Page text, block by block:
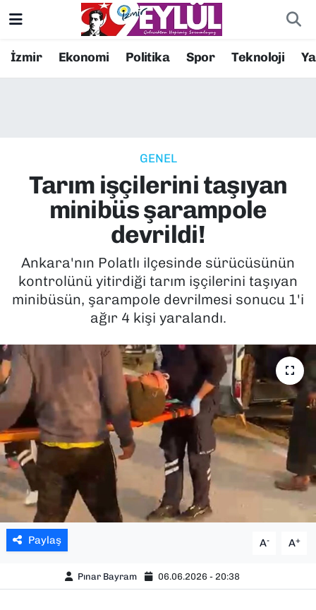
İzmir Ekonomi Politika Spor Teknoloji
GENEL
Tarım işçilerini taşıyan
minibüs şarampole
devrildi!
Ankara'nın Polatlı ilçesinde sürücüsünün
kontrolünü yitirdiği tarım işçilerini taşıyan
minibüsün, şarampole devrilmesi sonucu 1'i
ağır 4 kişi yaralandı.
Paylaş A- A+
Pınar Bayram 06.06.2026 - 20:38
Resmi İlanlar
EKONOMİ
KÜLTÜR SANAT
MAGAZİN
POLİTİKA
SAĞLIK
SPOR
TEKNOLOJİ
YAŞAM
YEREL YÖNETİMLER
Konak Nöbetçi Eczaneler
Süper Lig Puan Durumu ve Fikstür
Tüm Manşetler
Son Dakika Haberleri
Haber Arşivi